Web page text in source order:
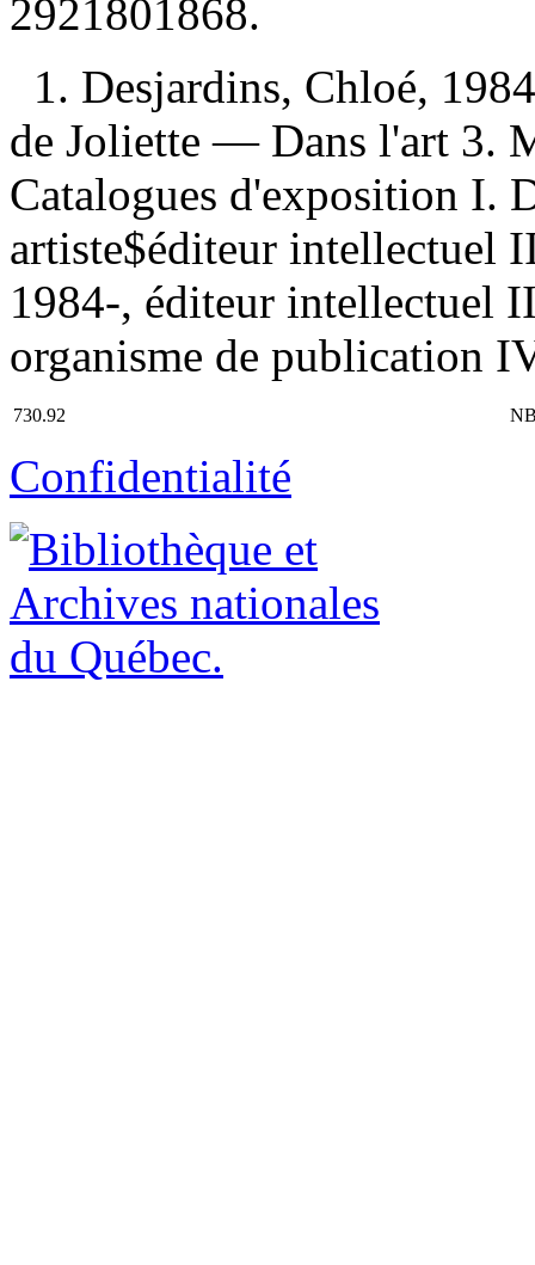
2921801868.
1. Desjardins, Chloé,
de Joliette — Dans l'art 3.
Catalogues d'exposition I.
artiste$éditeur intellectuel
1984-, éditeur intellectuel
organisme de publication
730.92
Confidentialité